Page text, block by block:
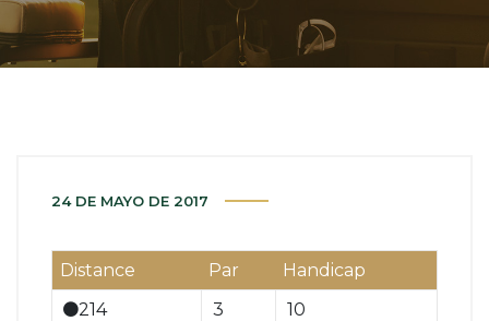
24 DE MAYO DE 2017
Distance Par
Handicap
214
3 10